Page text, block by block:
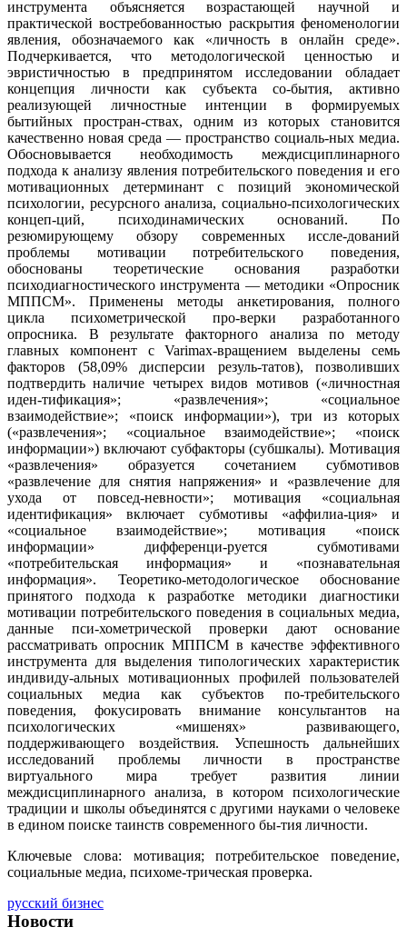
инструмента объясняется возрастающей научной и
практической востребованностью раскрытия феноменологии
явления, обозначаемого как «личность в онлайн среде».
Подчеркивается, что методологической ценностью и
эвристичностью в предпринятом исследовании обладает
концепция личности как субъекта со-бытия, активно
реализующей личностные интенции в формируемых
бытийных простран-ствах, одним из которых становится
качественно новая среда — пространство социаль-ных медиа.
Обосновывается необходимость междисциплинарного
подхода к анализу явления потребительского поведения и его
мотивационных детерминант с позиций экономической
психологии, ресурсного анализа, социально-психологических
концеп-ций, психодинамических оснований. По
резюмирующему обзору современных иссле-дований
проблемы мотивации потребительского поведения,
обоснованы теоретические основания разработки
психодиагностического инструмента — методики «Опросник
МППСМ». Применены методы анкетирования, полного
цикла психометрической про-верки разработанного
опросника. В результате факторного анализа по методу
главных компонент с Varimax-вращением выделены семь
факторов (58,09% дисперсии резуль-татов), позволивших
подтвердить наличие четырех видов мотивов («личностная
иден-тификация»; «развлечения»; «социальное
взаимодействие»; «поиск информации»), три из которых
(«развлечения»; «социальное взаимодействие»; «поиск
информации») включают субфакторы (субшкалы). Мотивация
«развлечения» образуется сочетанием субмотивов
«развлечение для снятия напряжения» и «развлечение для
ухода от повсед-невности»; мотивация «социальная
идентификация» включает субмотивы «аффилиа-ция» и
«социальное взаимодействие»; мотивация «поиск
информации» дифференци-руется субмотивами
«потребительская информация» и «познавательная
информация». Теоретико-методологическое обоснование
принятого подхода к разработке методики диагностики
мотивации потребительского поведения в социальных медиа,
данные пси-хометрической проверки дают основание
рассматривать опросник МППСМ в качестве эффективного
инструмента для выделения типологических характеристик
индивиду-альных мотивационных профилей пользователей
социальных медиа как субъектов по-требительского
поведения, фокусировать внимание консультантов на
психологических «мишенях» развивающего,
поддерживающего воздействия. Успешность дальнейших
исследований проблемы личности в пространстве
виртуального мира требует развития линии
междисциплинарного анализа, в котором психологические
традиции и школы объединятся с другими науками о человеке
в едином поиске таинств современного бы-тия личности.
Ключевые слова: мотивация; потребительское поведение,
социальные медиа, психоме-трическая проверка.
русский бизнес
Новости